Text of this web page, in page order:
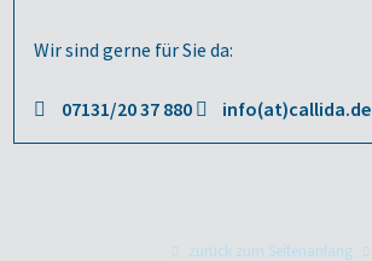
Wir sind gerne für Sie da:
07131/20 37 880 info(at)callida.de
zurück zum Seitenanfang